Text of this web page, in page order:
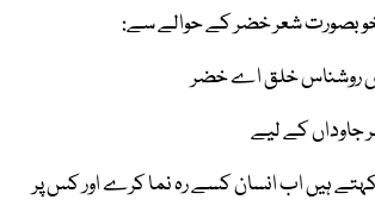
خوبصورت شعر خضر کے حوالے سے:
روشناس خلق اے خضر
جاوداں کے لیے
ہیں اب انسان کسے رہ نما کرے اور کس پر